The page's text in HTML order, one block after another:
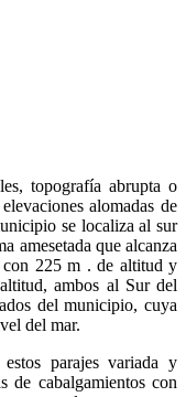
topografía abrupta o
alomadas de
se localiza al sur
amesetada que alcanza
225 m . de altitud y
ambos al Sur del
del municipio, cuya
del mar.
parajes variada y
de cabalgamientos con